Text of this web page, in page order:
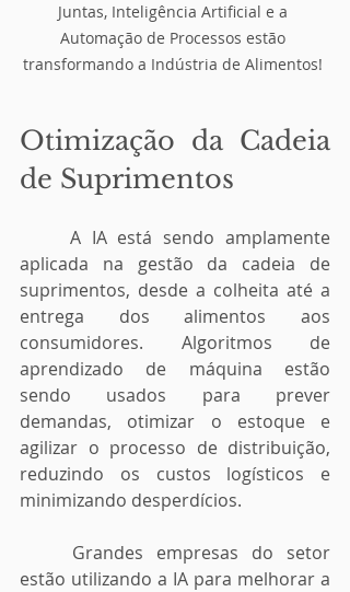
Juntas, Inteligência Artificial e a
Automação de Processos estão
transformando a Indústria de Alimentos!
Otimização da Cadeia
de Suprimentos
aplicada na gestão da cadeia de
suprimentos, desde a colheita até a
entrega dos alimentos aos
consumidores. Algoritmos de
aprendizado de máquina estão
sendo usados para prever
demandas, otimizar o estoque e
agilizar o processo de distribuição,
reduzindo os custos logísticos e
minimizando desperdícios.
estão utilizando a IA para melhorar a